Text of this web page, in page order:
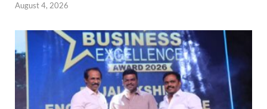
August 4, 2026